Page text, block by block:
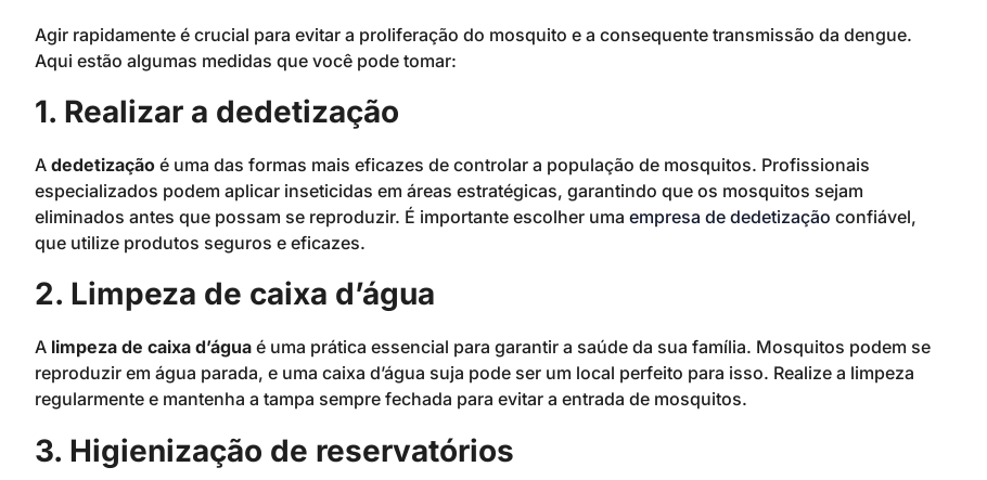
Agir rapidamente é crucial para evitar a proliferação do mosquito e a consequente transmissão da dengue.
Aqui estão algumas medidas que você pode tomar:
1. Realizar a dedetização
A dedetização é uma das formas mais eficazes de controlar a população de mosquitos. Profissionais
especializados podem aplicar inseticidas em áreas estratégicas, garantindo que os mosquitos sejam
eliminados antes que possam se reproduzir. É importante escolher uma empresa de dedetização confiável,
que utilize produtos seguros e eficazes.
2. Limpeza de caixa d’água
A limpeza de caixa d’água é uma prática essencial para garantir a saúde da sua família. Mosquitos podem se
reproduzir em água parada, e uma caixa d’água suja pode ser um local perfeito para isso. Realize a limpeza
regularmente e mantenha a tampa sempre fechada para evitar a entrada de mosquitos.
3. Higienização de reservatórios